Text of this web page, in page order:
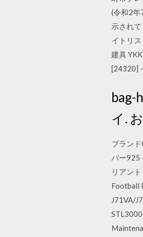
(令和2年
示され
イトリ
建具
[24320]
bag-
イ.
ブラン
バー925
リアン
Football
J71VA/